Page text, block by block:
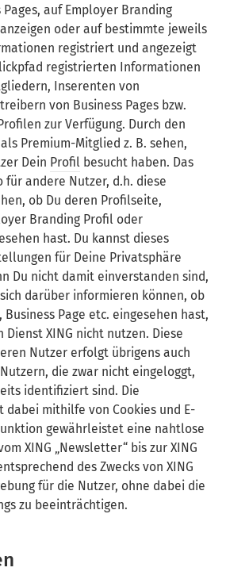
auf Employer Branding
oder auf bestimmte jeweils
registriert und angezeigt
registrierten Informationen
Inserenten von
von Business Pages bzw.
zur Verfügung. Durch den
Premium-Mitglied z. B. sehen,
Dein Profil besucht haben. Das
andere Nutzer, d.h. diese
ob Du deren Profilseite,
Branding Profil oder
hast. Du kannst dieses
für Deine Privatsphäre
Du nicht damit einverstanden sind,
darüber informieren können, ob
Page etc. eingesehen hast,
XING nicht nutzen. Diese
Nutzer erfolgt übrigens auch
die zwar nicht eingeloggt,
identifiziert sind. Die
mithilfe von Cookies und E-
gewährleistet eine nahtlose
XING „Newsletter“ bis zur XING
des Zwecks von XING
für die Nutzer, ohne dabei die
zu beeinträchtigen.